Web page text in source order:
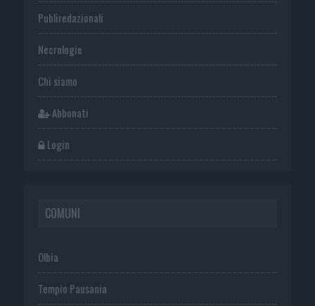
Publiredazionali
Necrologie
Chi siamo
Abbonati
Login
COMUNI
Olbia
Tempio Pausania